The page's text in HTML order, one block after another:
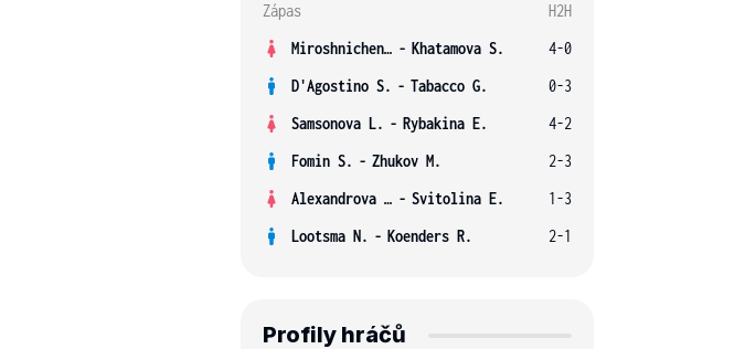
Zápas
H2H
Miroshnichenko V. - Khatamova S.
4-0
D'Agostino S. - Tabacco G.
0-3
Samsonova L. - Rybakina E.
4-2
Fomin S. - Zhukov M.
2-3
Alexandrova E. - Svitolina E.
1-3
Lootsma N. - Koenders R. 2-1
Profily hráčů